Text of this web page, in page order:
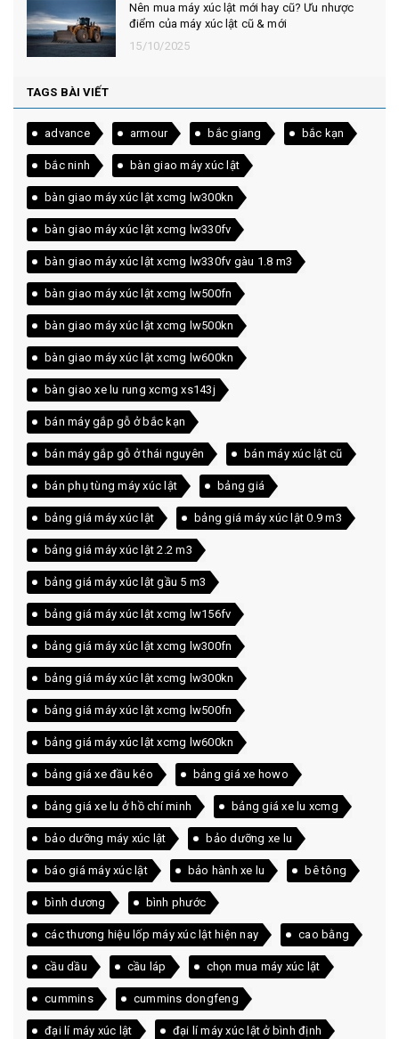
Nên mua máy xúc lật mới hay cũ? Ưu nhược
điểm của máy xúc lật cũ & mới
15/10/2025
TAGS BÀI VIẾT
advance armour bắc giang bắc kạn
bắc ninh bàn giao máy xúc lật
bàn giao máy xúc lật xcmg lw300kn
bàn giao máy xúc lật xcmg lw330fv
bàn giao máy xúc lật xcmg lw330fv gàu 1.8 m3
bàn giao máy xúc lật xcmg lw500fn
bàn giao máy xúc lật xcmg lw500kn
bàn giao máy xúc lật xcmg lw600kn
bàn giao xe lu rung xcmg xs143j
bán máy gắp gỗ ở bắc kạn
bán máy gắp gỗ ở thái nguyên bán máy xúc lật cũ
bán phụ tùng máy xúc lật bảng giá
bảng giá máy xúc lật bảng giá máy xúc lật 0.9 m3
bảng giá máy xúc lật 2.2 m3
bảng giá máy xúc lật gầu 5 m3
bảng giá máy xúc lật xcmg lw156fv
bảng giá máy xúc lật xcmg lw300fn
bảng giá máy xúc lật xcmg lw300kn
bảng giá máy xúc lật xcmg lw500fn
bảng giá máy xúc lật xcmg lw600kn
bảng giá xe đầu kéo bảng giá xe howo
bảng giá xe lu ở hồ chí minh bảng giá xe lu xcmg
bảo dưỡng máy xúc lật bảo dưỡng xe lu
báo giá máy xúc lật bảo hành xe lu bê tông
bình dương bình phước
các thương hiệu lốp máy xúc lật hiện nay cao bằng
cầu dầu cầu láp chọn mua máy xúc lật
cummins cummins dongfeng
đại lí máy xúc lật đại lí máy xúc lật ở bình định